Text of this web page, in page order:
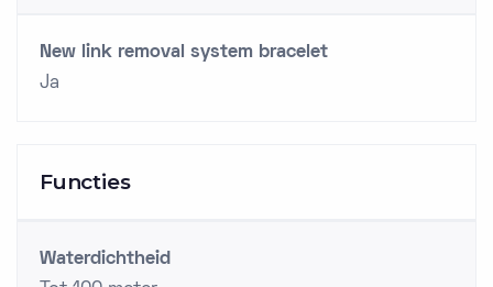
New link removal system bracelet
Ja
Functies
Waterdichtheid